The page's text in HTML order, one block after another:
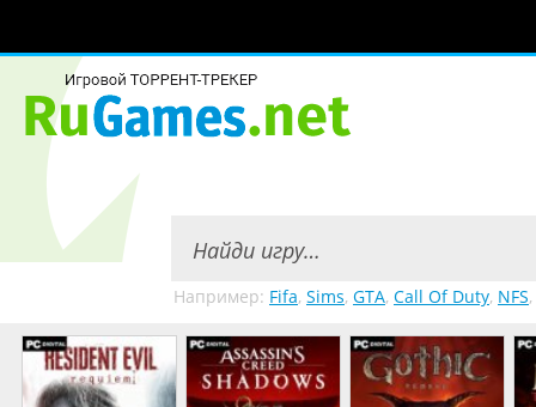
Например: Fifa, Sims, GTA, Call Of Duty, NFS,